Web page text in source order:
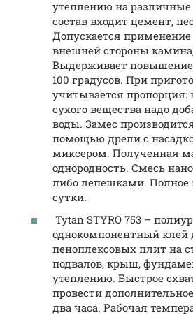
утеплению на различные
состав входит цемент,
Допускается
внешней стороны
Выдерживает
100 градусов. При
учитывается
сухого вещества надо
воды. Замес
помощью дрели с
миксером. Полученная
однородность. Смесь
либо лепешками. Полное
сутки.
Tytan STYRO 753 –
однокомпонентный клей
пеноплексовых плит на
подвалов, крыш,
утеплению. Быстрое
провести
два часа. Рабочая